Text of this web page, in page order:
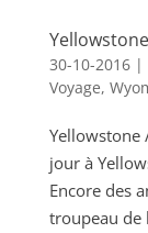
30-10-2016|
Voyage,
Yellowstone
jour à
Encore des
troupeau de